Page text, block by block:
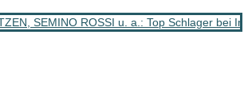
SEMINO ROSSI u. a.: Top Schlager bei